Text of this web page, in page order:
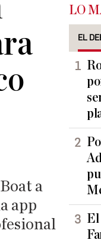
a
app
LO
EL
El